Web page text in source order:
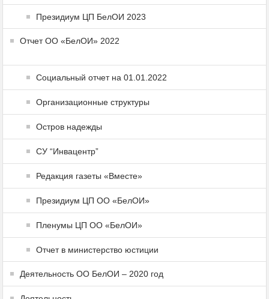
Президиум ЦП БелОИ 2023
Отчет ОО «БелОИ» 2022
Социальный отчет на 01.01.2022
Организационные структуры
Остров надежды
СУ “Инвацентр”
Редакция газеты «Вместе»
Президиум ЦП ОО «БелОИ»
Пленумы ЦП ОО «БелОИ»
Отчет в министерство юстиции
Деятельность ОО БелОИ – 2020 год